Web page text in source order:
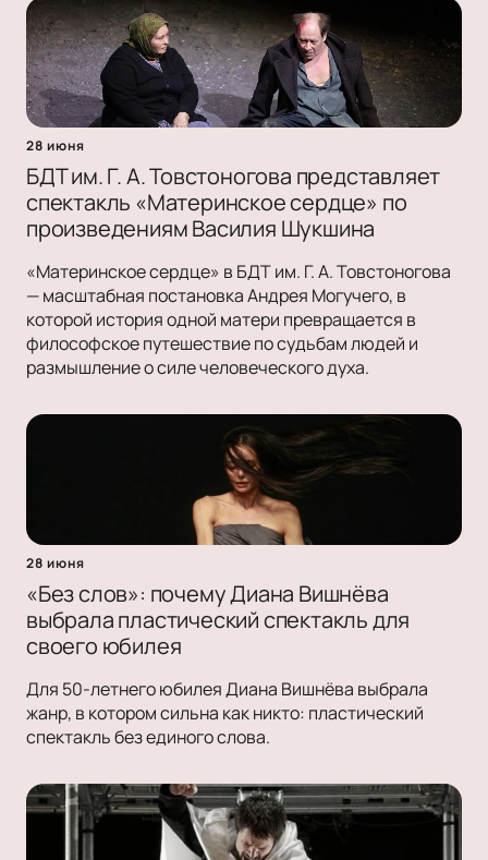
28 июня
БДТ им. Г. А. Товстоногова представляет
спектакль «Материнское сердце» по
произведениям Василия Шукшина
«Материнское сердце» в БДТ им. Г. А. Товстоногова
— масштабная постановка Андрея Могучего, в
которой история одной матери превращается в
философское путешествие по судьбам людей и
размышление о силе человеческого духа.
28 июня
«Без слов»: почему Диана Вишнёва
выбрала пластический спектакль для
своего юбилея
Для 50-летнего юбилея Диана Вишнёва выбрала
жанр, в котором сильна как никто: пластический
спектакль без единого слова.